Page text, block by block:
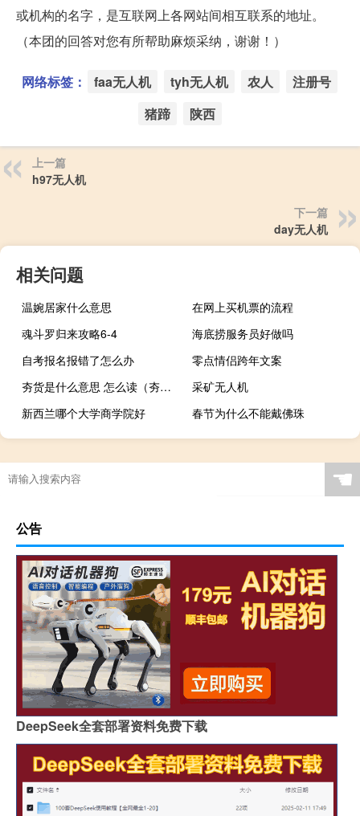
或机构的名字，是互联网上各网站间相互联系的地址。
（本团的回答对您有所帮助麻烦采纳，谢谢！）
网络标签： faa无人机 tyh无人机 农人
注册号
猪蹄
陕西
上一篇
h97无人机
下一篇
day无人机
相关问题
温婉居家什么意思
在网上买机票的流程
魂斗罗归来攻略6-4
海底捞服务员好做吗
自考报名报错了怎么办
零点情侣跨年文案
夯货是什么意思 怎么读（夯货是什么意思）
采矿无人机
新西兰哪个大学商学院好
春节为什么不能戴佛珠
☚
公告
DeepSeek全套部署资料免费下载